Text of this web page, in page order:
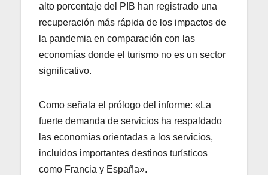
alto porcentaje del PIB han registrado una
recuperación más rápida de los impactos de
la pandemia en comparación con las
economías donde el turismo no es un sector
significativo.
Como señala el prólogo del informe: «La
fuerte demanda de servicios ha respaldado
las economías orientadas a los servicios,
incluidos importantes destinos turísticos
como Francia y España».